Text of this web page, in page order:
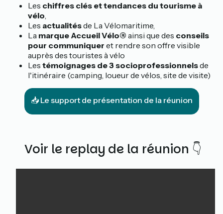
Les chiffres clés et tendances du tourisme à
vélo,
Les actualitésde La Vélomaritime,
La marque Accueil Vélo® ainsi que des conseils
pour communiquer et rendre son offre visible
auprès des touristes à vélo
Les témoignages de 3 socioprofessionnelsde
l'itinéraire (camping, loueur de vélos, site de visite)
📥 Le support de présentation de la réunion
Voir le replay de la réunion 👇